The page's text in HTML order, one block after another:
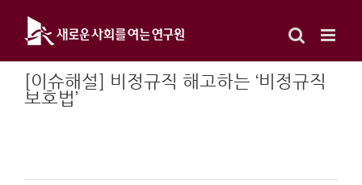
content
[이슈해설] 비정규직 해고하는 ‘비정규직
보호법’